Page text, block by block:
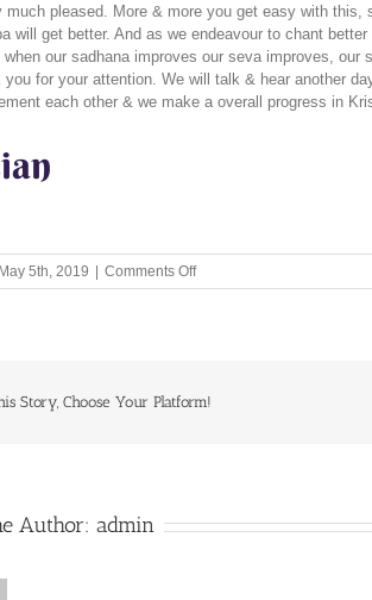
much pleased. More & more you get easy with
will get better. And as we endeavour to chant
our sadhana improves our seva improves,
for your attention. We will talk & hear another
each other & we make a overall progress in
May 5th, 2019 Comments Offon
Topmost
2019
Story, Choose Your Platform!
Author: admin